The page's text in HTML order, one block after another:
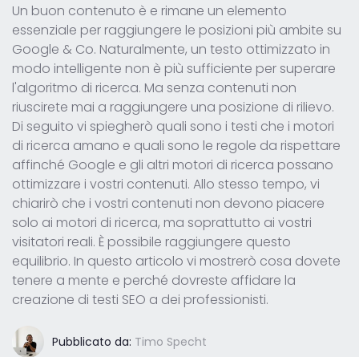
Un buon contenuto è e rimane un elemento
essenziale per raggiungere le posizioni più ambite su
Google & Co. Naturalmente, un testo ottimizzato in
modo intelligente non è più sufficiente per superare
l'algoritmo di ricerca. Ma senza contenuti non
riuscirete mai a raggiungere una posizione di rilievo.
Di seguito vi spiegherò quali sono i testi che i motori
di ricerca amano e quali sono le regole da rispettare
affinché Google e gli altri motori di ricerca possano
ottimizzare i vostri contenuti. Allo stesso tempo, vi
chiarirò che i vostri contenuti non devono piacere
solo ai motori di ricerca, ma soprattutto ai vostri
visitatori reali. È possibile raggiungere questo
equilibrio. In questo articolo vi mostrerò cosa dovete
tenere a mente e perché dovreste affidare la
creazione di testi SEO a dei professionisti.
Pubblicato da: Timo Specht